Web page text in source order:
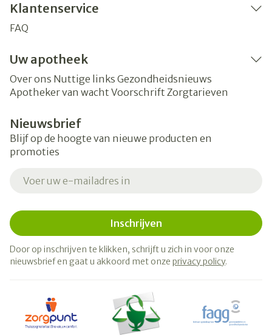
Klantenservice
FAQ
Uw apotheek
Over ons Nuttige links Gezondheidsnieuws
Apotheker van wacht Voorschrift Zorgtarieven
Nieuwsbrief
Blijf op de hoogte van nieuwe producten en
promoties
Inschrijven
Door op inschrijven te klikken, schrijft u zich in voor onze
nieuwsbrief en gaat u akkoord met onze privacy policy.